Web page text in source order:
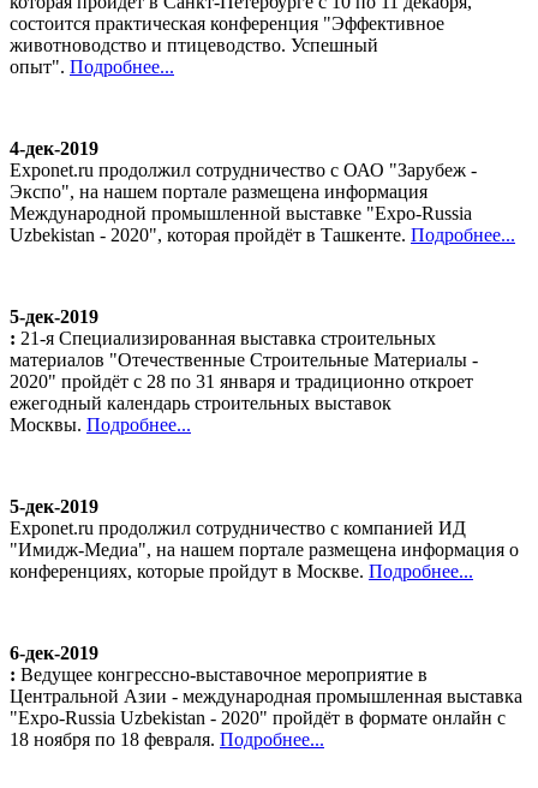
состоится практическая конференция "Эффективное
животноводство и птицеводство. Успешный
опыт". Подробнее...
4-дек-2019
Exponet.ru продолжил сотрудничество с ОАО "Зарубеж -
Экспо", на нашем портале размещена информация
Международной промышленной выставке "Expo-Russia
Uzbekistan - 2020", которая пройдёт в Ташкенте. Подробнее...
5-дек-2019
: 21-я Специализированная выставка строительных
материалов "Отечественные Строительные Материалы -
2020" пройдёт с 28 по 31 января и традиционно откроет
ежегодный календарь строительных выставок
Москвы. Подробнее...
5-дек-2019
Exponet.ru продолжил сотрудничество с компанией ИД
"Имидж-Медиа", на нашем портале размещена информация о
конференциях, которые пройдут в Москве. Подробнее...
6-дек-2019
: Ведущее конгрессно-выставочное мероприятие в
Центральной Азии - международная промышленная выставка
"Expo-Russia Uzbekistan - 2020" пройдёт в формате онлайн с
18 ноября по 18 февраля. Подробнее...